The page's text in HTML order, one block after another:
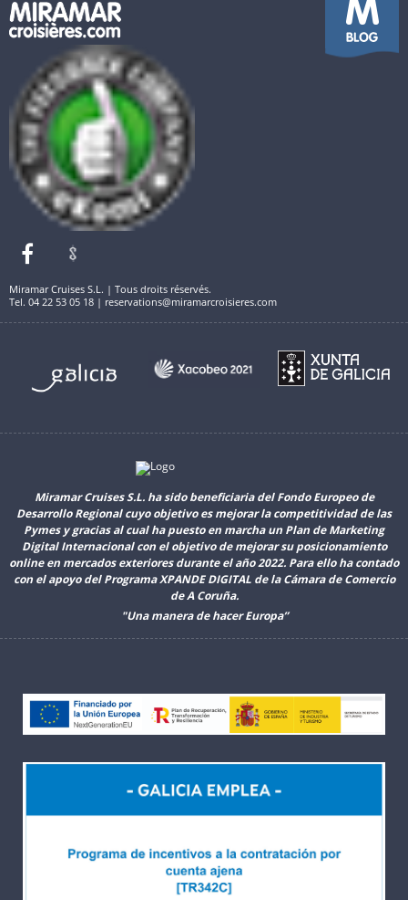
Miramar Cruises S.L. | Tous droits réservés.
Tel. 04 22 53 05 18 | reservations@miramarcroisieres.com
Miramar Cruises S.L. ha sido beneficiaria del Fondo Europeo de
Desarrollo Regional cuyo objetivo es mejorar la competitividad de las
Pymes y gracias al cual ha puesto en marcha un Plan de Marketing
Digital Internacional con el objetivo de mejorar su posicionamiento
online en mercados exteriores durante el año 2022. Para ello ha contado
con el apoyo del Programa XPANDE DIGITAL de la Cámara de Comercio
de A Coruña.
"Una manera de hacer Europa”